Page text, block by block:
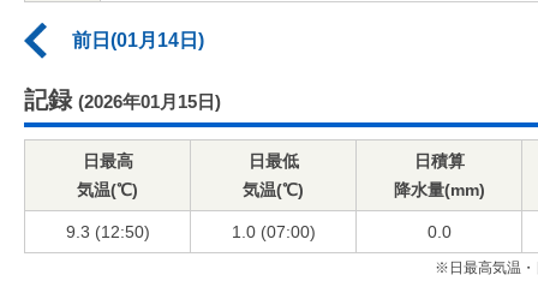
前日(01月14日)
記録 (2026年01月15日)
日最高
気温(℃)
日最低
気温(℃)
日積算
降水量(mm)
9.3 (12:50) 1.0 (07:00) 0.0
※日最高気温・